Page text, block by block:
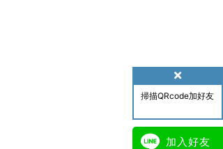
掃描QRcode加好友
加入好友